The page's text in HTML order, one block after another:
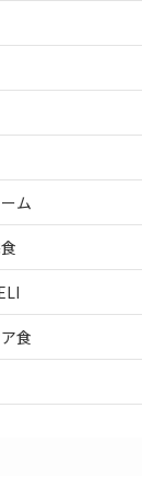
ム
食